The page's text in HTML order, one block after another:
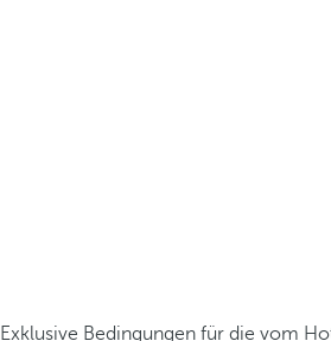
Exklusive Bedingungen für die vom